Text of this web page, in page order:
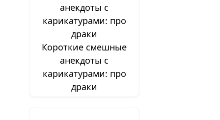
Короткие смешные
анекдоты с
карикатурами: про
драки